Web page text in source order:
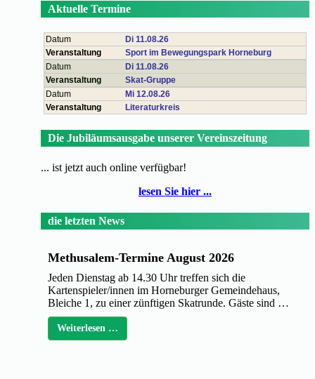
Aktuelle Termine
Datum
Di 11.08.26
Veranstaltung
Sport im Bewegungspark Horneburg
Datum
Di 11.08.26
Veranstaltung
Skat-Gruppe
Datum
Mi 12.08.26
Veranstaltung
Literaturkreis
Die Jubiläumsausgabe unserer Vereinszeitung
... ist jetzt auch online verfügbar!
lesen Sie hier ...
die letzten News
Methusalem-Termine August 2026
Jeden Dienstag ab 14.30 Uhr treffen sich die
Kartenspieler/innen im Horneburger Gemeindehaus,
Bleiche 1, zu einer zünftigen Skatrunde. Gäste sind …
Weiterlesen …